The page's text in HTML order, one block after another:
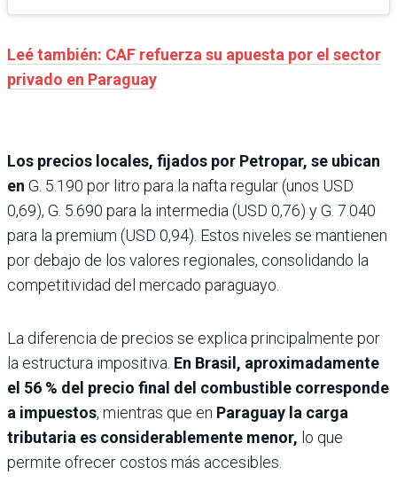
Leé también: CAF refuerza su apuesta por el sector
privado en Paraguay
Los precios locales, fijados por Petropar, se ubican
en G. 5.190 por litro para la nafta regular (unos USD
0,69), G. 5.690 para la intermedia (USD 0,76) y G. 7.040
para la premium (USD 0,94). Estos niveles se mantienen
por debajo de los valores regionales, consolidando la
competitividad del mercado paraguayo.
La diferencia de precios se explica principalmente por
la estructura impositiva. En Brasil, aproximadamente
el 56 % del precio final del combustible corresponde
a impuestos, mientras que en Paraguay la carga
tributaria es considerablemente menor, lo que
permite ofrecer costos más accesibles.